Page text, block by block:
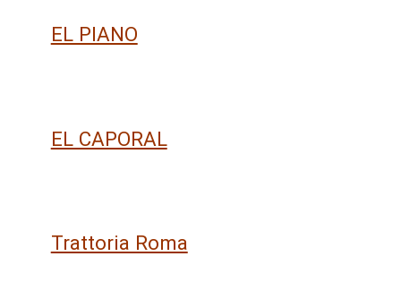
EL PIANO
EL CAPORAL
Trattoria Roma